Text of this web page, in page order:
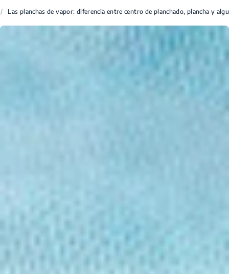
Las planchas de vapor: diferencia entre centro de planchado, plancha y